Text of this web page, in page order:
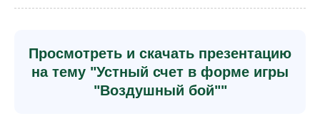
Просмотреть и скачать презентацию
на тему "Устный счет в форме игры
"Воздушный бой""